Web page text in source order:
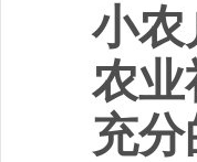
小农
农业
充